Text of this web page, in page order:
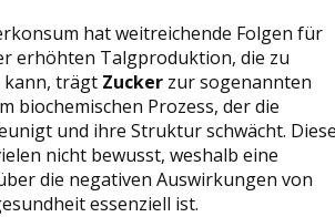
hat weitreichende Folgen für
erhöhten Talgproduktion, die zu
trägt Zucker zur sogenannten
biochemischen Prozess, der die
und ihre Struktur schwächt.
nicht bewusst, weshalb eine
die negativen Auswirkungen von
essenziell ist.